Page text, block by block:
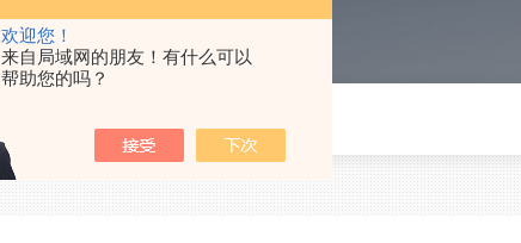
欢迎您！
来自局域网的朋友！有什么可以
帮助您的吗？